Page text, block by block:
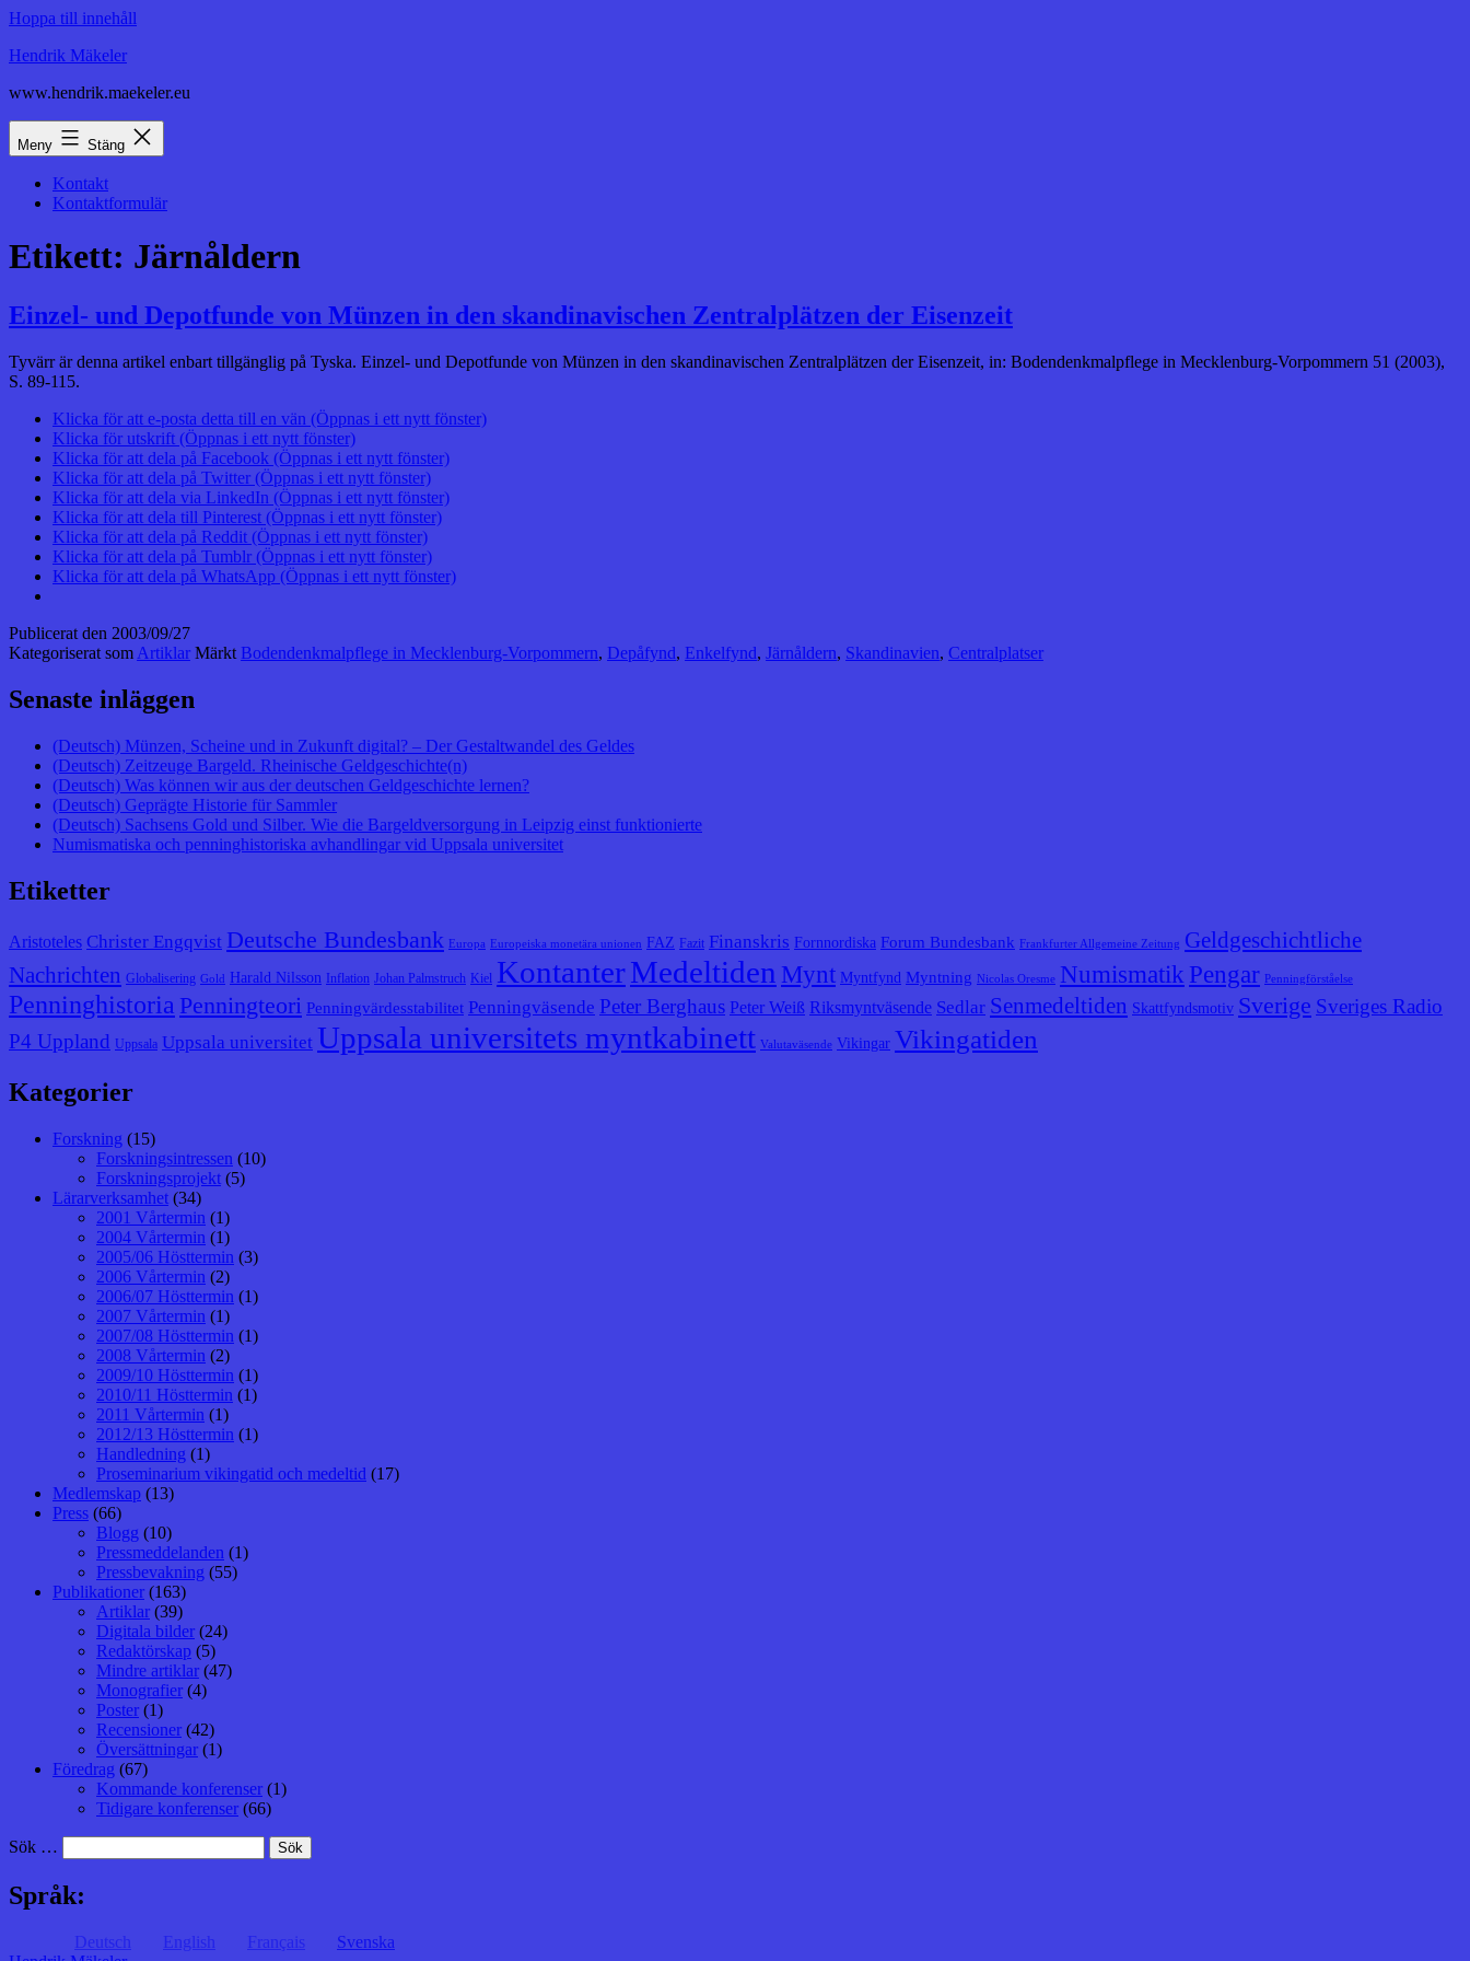
Hoppa till innehåll
Hendrik Mäkeler
www.hendrik.maekeler.eu
Meny Stäng
Kontakt
Kontaktformulär
Etikett: Järnåldern
Einzel- und Depotfunde von Münzen in den skandinavischen Zentralplätzen der Eisenzeit
Tyvärr är denna artikel enbart tillgänglig på Tyska. Einzel- und Depotfunde von Münzen in den skandinavischen Zentralplätzen der Eisenzeit, in: Bodendenkmalpflege in Mecklenburg-Vorpommern 51 (2003),
S. 89-115.
Klicka för att e-posta detta till en vän (Öppnas i ett nytt fönster)
Klicka för utskrift (Öppnas i ett nytt fönster)
Klicka för att dela på Facebook (Öppnas i ett nytt fönster)
Klicka för att dela på Twitter (Öppnas i ett nytt fönster)
Klicka för att dela via LinkedIn (Öppnas i ett nytt fönster)
Klicka för att dela till Pinterest (Öppnas i ett nytt fönster)
Klicka för att dela på Reddit (Öppnas i ett nytt fönster)
Klicka för att dela på Tumblr (Öppnas i ett nytt fönster)
Klicka för att dela på WhatsApp (Öppnas i ett nytt fönster)
Publicerat den 2003/09/27
Kategoriserat som Artiklar Märkt Bodendenkmalpflege in Mecklenburg-Vorpommern, Depåfynd, Enkelfynd, Järnåldern, Skandinavien, Centralplatser
Senaste inläggen
(Deutsch) Münzen, Scheine und in Zukunft digital? – Der Gestaltwandel des Geldes
(Deutsch) Zeitzeuge Bargeld. Rheinische Geldgeschichte(n)
(Deutsch) Was können wir aus der deutschen Geldgeschichte lernen?
(Deutsch) Geprägte Historie für Sammler
(Deutsch) Sachsens Gold und Silber. Wie die Bargeldversorgung in Leipzig einst funktionierte
Numismatiska och penninghistoriska avhandlingar vid Uppsala universitet
Etiketter
Aristoteles Christer Engqvist Deutsche Bundesbank Europa Europeiska monetära unionen FAZ Fazit Finanskris Fornnordiska Forum Bundesbank Frankfurter Allgemeine Zeitung Geldgeschichtliche
Nachrichten Globalisering Gold Harald Nilsson Inflation Johan Palmstruch Kiel KontanterMedeltiden Mynt Myntfynd Myntning Nicolas Oresme Numismatik Pengar Penningförståelse
Penninghistoria Penningteori Penningvärdesstabilitet Penningväsende Peter Berghaus Peter Weiß Riksmyntväsende Sedlar Senmedeltiden Skattfyndsmotiv Sverige Sveriges Radio
P4 Uppland Uppsala Uppsala universitet Uppsala universitets myntkabinett Valutaväsende Vikingar Vikingatiden
Kategorier
Forskning (15)
Forskningsintressen (10)
Forskningsprojekt (5)
Lärarverksamhet (34)
2001 Vårtermin (1)
2004 Vårtermin (1)
2005/06 Hösttermin (3)
2006 Vårtermin (2)
2006/07 Hösttermin (1)
2007 Vårtermin (1)
2007/08 Hösttermin (1)
2008 Vårtermin (2)
2009/10 Hösttermin (1)
2010/11 Hösttermin (1)
2011 Vårtermin (1)
2012/13 Hösttermin (1)
Handledning (1)
Proseminarium vikingatid och medeltid (17)
Medlemskap (13)
Press (66)
Blogg (10)
Pressmeddelanden (1)
Pressbevakning (55)
Publikationer (163)
Artiklar (39)
Digitala bilder (24)
Redaktörskap (5)
Mindre artiklar (47)
Monografier (4)
Poster (1)
Recensioner (42)
Översättningar (1)
Föredrag (67)
Kommande konferenser (1)
Tidigare konferenser (66)
Sök …
Språk:
Deutsch English Français
Svenska